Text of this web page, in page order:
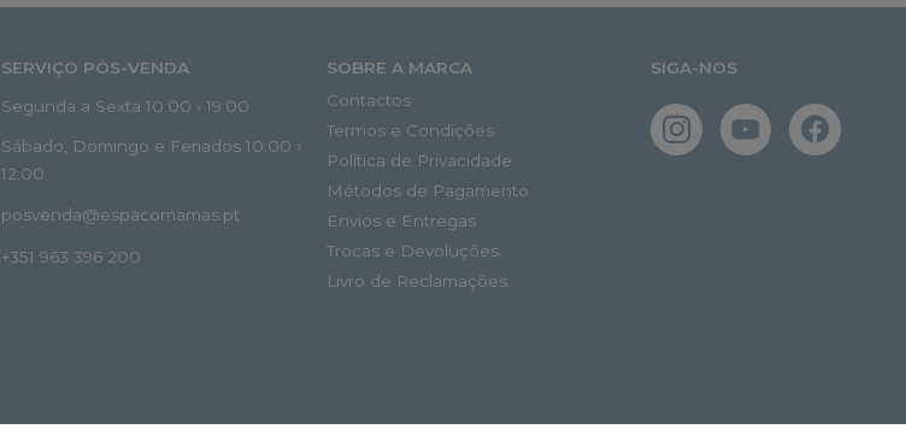
SERVIÇO PÓS-VENDA
Segunda a Sexta 10:00 › 19:00
Sábado, Domingo e Feriados 10:00 ›
12:00
posvenda@espacomamas.pt
+351 963 396 200
SOBRE A MARCA
Contactos
Termos e Condições
Política de Privacidade
Métodos de Pagamento
Envios e Entregas
Trocas e Devoluções
Livro de Reclamações
SIGA-NOS